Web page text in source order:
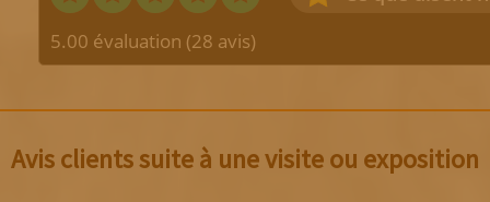
5.00 évaluation (28 avis)
Avis clients suite à une visite ou exposition